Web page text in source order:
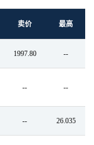
卖价 最高
1997.80 --
-- --
-- 26.035